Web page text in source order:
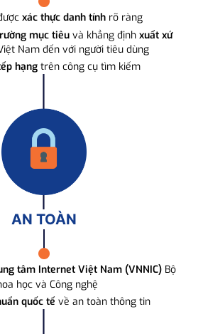
xác thực danh tính rõ ràng
mục tiêuvà khẳng định xuất xứ
Nam đến với người tiêu dùng
hạng trên công cụ tìm kiếm
AN TOÀN
tâm Internet Việt Nam (VNNIC) Bộ
học và Công nghệ
quốc tế về an toàn thông tin